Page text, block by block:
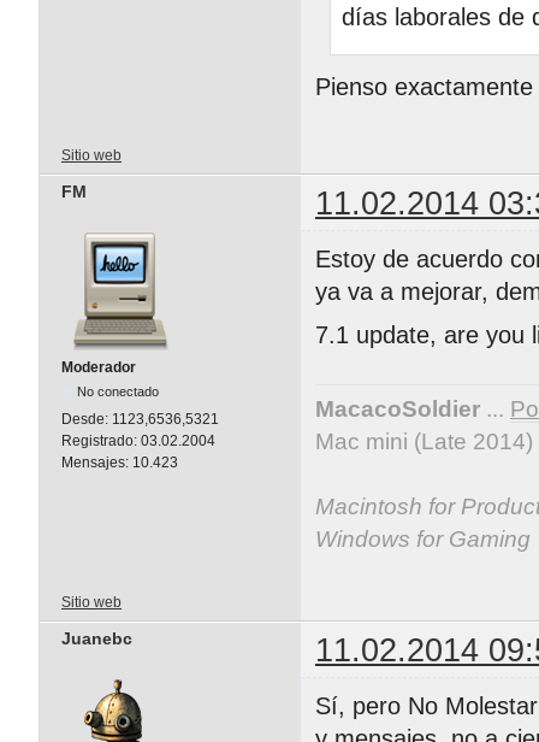
días laborales de
Pienso
Sitio web
FM 11.02.2014
Moderador
No conectado
Desde: 1123,6536,5321
Registrado: 03.02.2004
Mensajes: 10.423
Estoy de acuerdo
ya va a mejorar,
7.1 update, are you
MacacoSoldier ...
Mac mini (Late
Macintosh for
Windows for Gaming
Sitio web
Juanebc 11.02.2014
Sí, pero No